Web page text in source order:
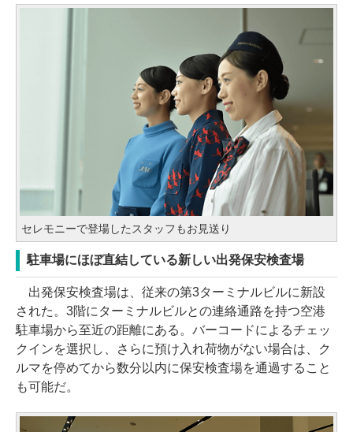
セレモニーで登場したスタッフもお見送り
駐車場にほぼ直結している新しい出発保安検査場
出発保安検査場は、従来の第3ターミナルビルに新設
された。3階にターミナルビルとの連絡通路を持つ空港
駐車場から至近の距離にある。バーコードによるチェッ
クインを選択し、さらに預け入れ荷物がない場合は、ク
ルマを停めてから数分以内に保安検査場を通過すること
も可能だ。